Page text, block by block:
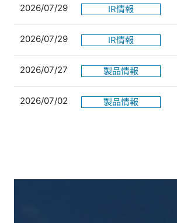
2026/07/29 IR情報
2026/07/29 IR情報
2026/07/27 製品情報
2026/07/02 製品情報